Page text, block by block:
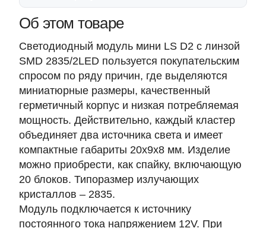
Об этом товаре
Светодиодный модуль мини LS D2 с линзой
SMD 2835/2LED пользуется покупательским
спросом по ряду причин, где выделяются
миниатюрные размеры, качественный
герметичный корпус и низкая потребляемая
мощность. Действительно, каждый кластер
объединяет два источника света и имеет
компактные габариты 20х9х8 мм. Изделие
можно приобрести, как спайку, включающую
20 блоков. Типоразмер излучающих
кристаллов – 2835.
Модуль подключается к источнику
постоянного тока напряжением 12V. При